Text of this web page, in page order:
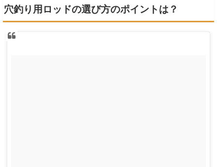
穴釣り用ロッドの選び方のポイントは？